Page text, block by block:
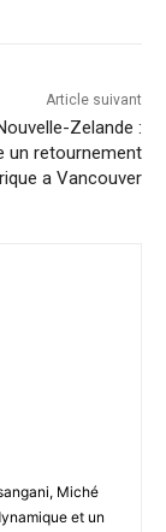
Article suivant
Zelande :
un retournement
a Vancouver
Miché
et un